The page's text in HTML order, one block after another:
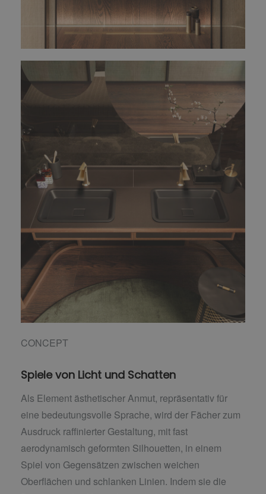
CONCEPT
Spiele von Licht und Schatten
Als Element ästhetischer Anmut, repräsentativ für
eine bedeutungsvolle Sprache, wird der Fächer zum
Ausdruck raffinierter Gestaltung, mit fast
aerodynamisch geformten Silhouetten, in einem
Spiel von Gegensätzen zwischen weichen
Oberflächen und schlanken Linien. Indem sie die